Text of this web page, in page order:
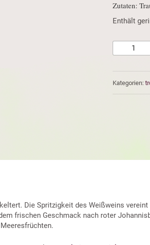
Zutaten:
Enthält
Kategorien:
Die Spritzigkeit des Weißweins
frischen Geschmack nach roter